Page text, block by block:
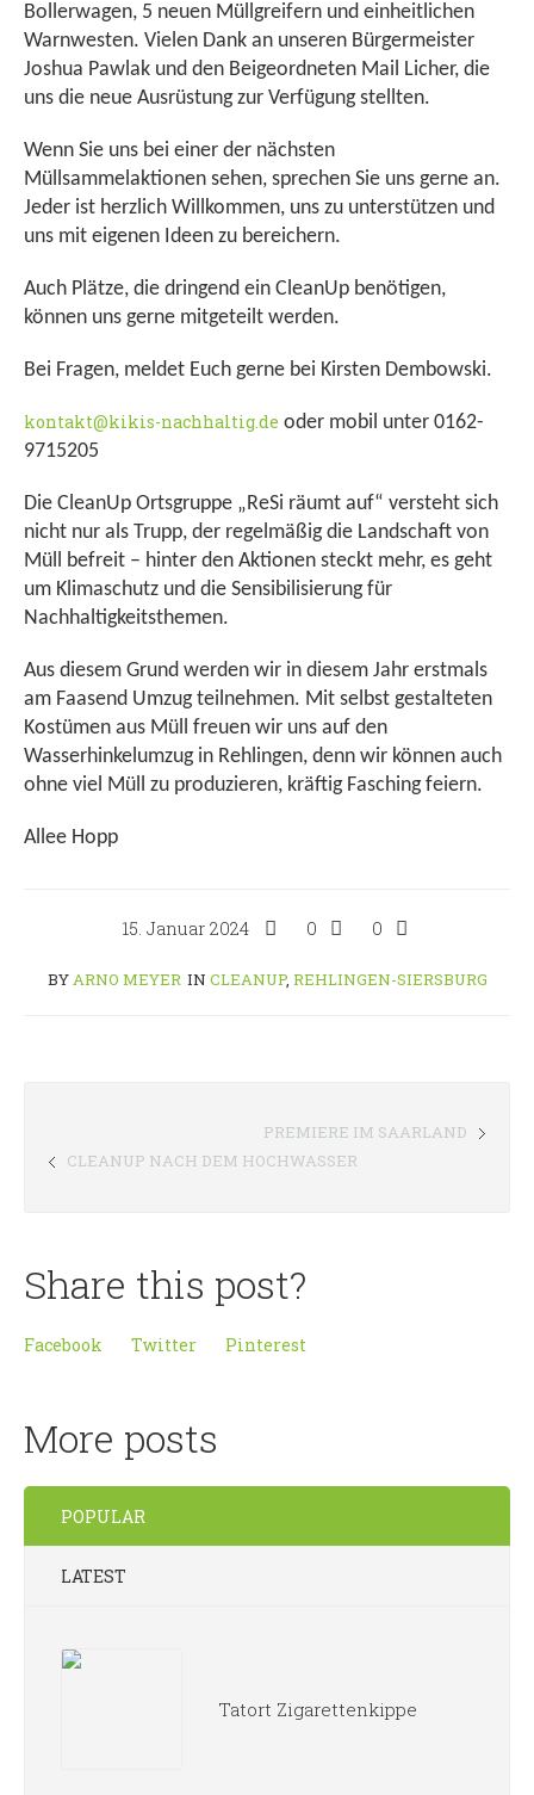
Bollerwagen, 5 neuen Müllgreifern und einheitlichen
Warnwesten. Vielen Dank an unseren Bürgermeister
Joshua Pawlak und den Beigeordneten Mail Licher, die
uns die neue Ausrüstung zur Verfügung stellten.
Wenn Sie uns bei einer der nächsten
Müllsammelaktionen sehen, sprechen Sie uns gerne an.
Jeder ist herzlich Willkommen, uns zu unterstützen und
uns mit eigenen Ideen zu bereichern.
Auch Plätze, die dringend ein CleanUp benötigen,
können uns gerne mitgeteilt werden.
Bei Fragen, meldet Euch gerne bei Kirsten Dembowski.
kontakt@kikis-nachhaltig.de oder mobil unter 0162-
9715205
Die CleanUp Ortsgruppe „ReSi räumt auf“ versteht sich
nicht nur als Trupp, der regelmäßig die Landschaft von
Müll befreit – hinter den Aktionen steckt mehr, es geht
um Klimaschutz und die Sensibilisierung für
Nachhaltigkeitsthemen.
Aus diesem Grund werden wir in diesem Jahr erstmals
am Faasend Umzug teilnehmen. Mit selbst gestalteten
Kostümen aus Müll freuen wir uns auf den
Wasserhinkelumzug in Rehlingen, denn wir können auch
ohne viel Müll zu produzieren, kräftig Fasching feiern.
Allee Hopp
15. Januar 2024 0 0
BYARNO MEYER IN CLEANUP, REHLINGEN-SIERSBURG
PREMIERE IM SAARLAND
CLEANUP NACH DEM HOCHWASSER
Share this post?
Facebook Twitter Pinterest
More posts
POPULAR
LATEST
Tatort Zigarettenkippe